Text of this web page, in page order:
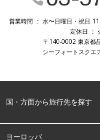
営業時間 ： 水〜日曜日・祝日
定休日 ：
〒140-0002 東京都
シーフォートスクエ
国・方面から旅行先を探す
ヨーロッパ